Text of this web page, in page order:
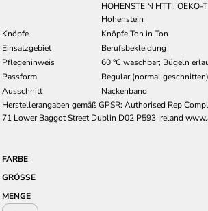
HOHENSTEIN HTTI,
Hohenstein
Knöpfe
Knöpfe Ton in Ton
Einsatzgebiet
Berufsbekleidung
Pflegehinweis
60 °C waschbar; Bügeln
Passform
Regular (normal geschnitten)
Ausschnitt
Nackenband
Herstellerangaben gemäß GPSR: Authorised Rep
71 Lower Baggot Street Dublin D02 P593 Ireland
FARBE
GRÖSSE
MENGE